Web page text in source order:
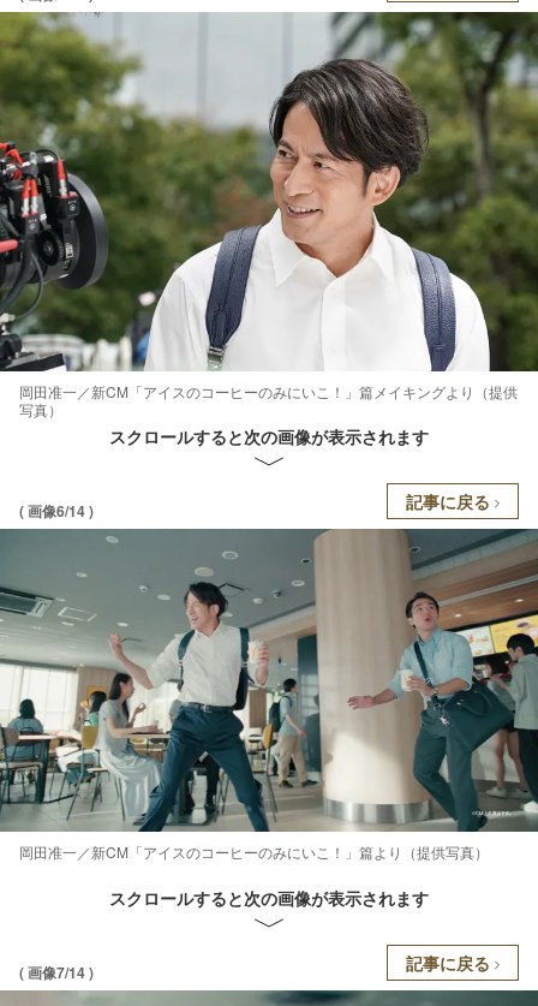
岡田准一／新CM「アイスのコーヒーのみにいこ！」篇メイキングより（提供
写真）
スクロールすると次の画像が表示されます
( 画像6/14 ) 記事に戻る
岡田准一／新CM「アイスのコーヒーのみにいこ！」篇より（提供写真）
スクロールすると次の画像が表示されます
( 画像7/14 ) 記事に戻る